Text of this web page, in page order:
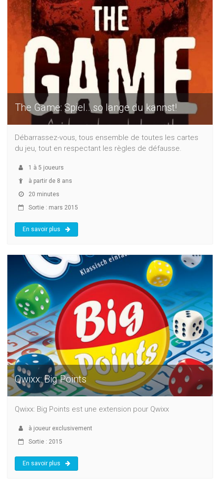
The Game: Spiel...so lange du kannst!
Débarrassez-vous, tous ensemble de toutes les cartes
du jeu, tout en respectant les règles de défausse.
1 à 5 joueurs
à partir de 8 ans
20 minutes
Sortie : mars 2015
En savoir plus
Qwixx: Big Points
Qwixx: Big Points est une extension pour Qwixx
à joueur exclusivement
Sortie : 2015
En savoir plus